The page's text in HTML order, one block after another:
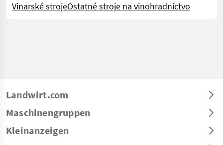
Vinarské strojeOstatné stroje na vinohradníctvo
Landwirt.com
Maschinengruppen
Kleinanzeigen